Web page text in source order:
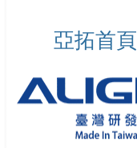
亞拓首頁